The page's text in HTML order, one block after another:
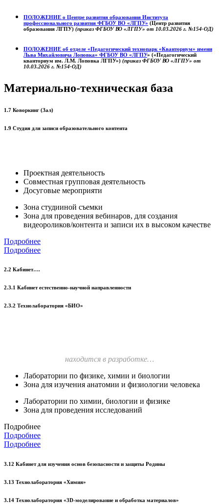
ПОЛОЖЕНИЕ о Центре развития образования Института
профессионального развития ФГБОУ ВО «ЛГПУ» (Центр развития
образования ЛГПУ) (приказ ФГБОУ ВО «ЛГПУ» от 10.03.2026 г. №154-ОД)
ПОЛОЖЕНИЕ об отделе «Педагогический технопарк «Кванториум» имени
Льва Михайловича Лоповка» ФГБОУ ВО «ЛГПУ» («Педагогический
кванториум им. Л.М. Лоповка ЛГПУ») (приказ ФГБОУ ВО «ЛГПУ» от
10.03.2026 г. №154-ОД)
Материально-техническая база
1.7 Коворкинг (Зал)
1.9 Студия для записи образовательного контента
Проектная деятельность
Совместная групповая деятельность
Досуговые мероприяти
Зона студииной съемки
Зона для проведения вебинаров, для создания
видеороликов/контента и записи их в высоком качестве
Подробнее
Подробнее
2.2 Кабинет….
2.3.1 Кабинет естественно-научной направленности
2.3.2 Технолаборатория «БИО»
находится в разработке…
Лаборатории по физике, химии и биологии
Зона для изучения анатомии и физиологии человека
Лаборатории по химии, биологии и физике
Зона для проведения исследований
Подробнее
Подробнее
Подробнее
3.12 Кабинет для изучения основ безопасности и защиты Родины
3.13 Технолаборатория «Химия»
3.14 Технолаборатория «3D-моделирование и обработка материалов»